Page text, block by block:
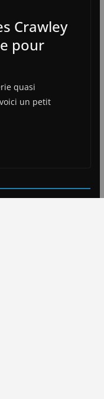
Crawley
pour
quasi
un petit